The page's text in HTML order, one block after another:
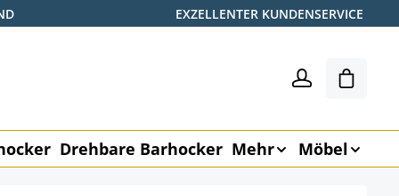
EXZELLENTER KUNDENSERVICE
Drehbare Barhocker Mehr Möbel